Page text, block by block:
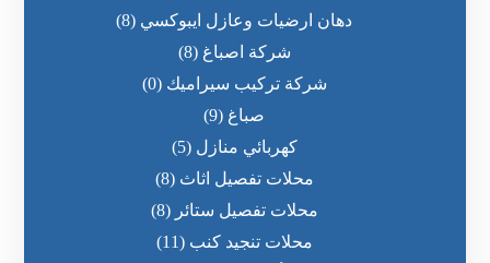
دهان ارضيات وعازل ايبوكسي (8)
شركة اصباغ (8)
شركة تركيب سيراميك (0)
صباغ (9)
كهربائي منازل (5)
محلات تفصيل اثاث (8)
محلات تفصيل ستائر (8)
محلات تنجيد كنب (11)